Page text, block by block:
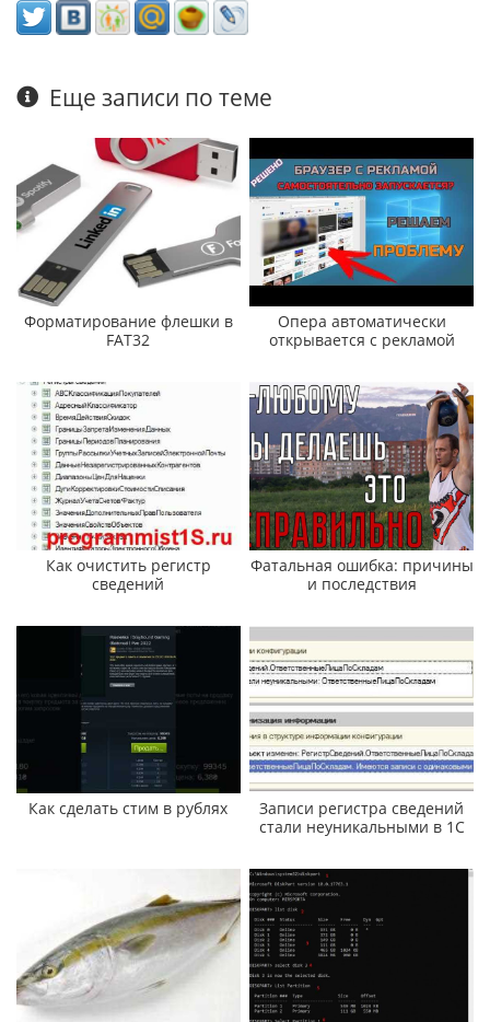
Еще записи по теме
Форматирование флешки в
FAT32
Опера автоматически
открывается с рекламой
Как очистить регистр
сведений
Фатальная ошибка: причины
и последствия
Как сделать стим в рублях
Записи регистра сведений
стали неуникальными в 1С